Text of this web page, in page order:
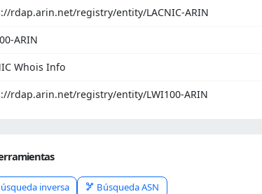
rdap.arin.net/registry/entity/LACNIC-ARIN
ARIN
Whois Info
rdap.arin.net/registry/entity/LWI100-ARIN
inversa Búsqueda ASN